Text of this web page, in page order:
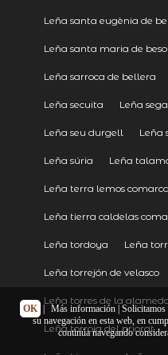
Leña santa eugènia de
Leña santa maria de
Leña sarroca de bellera
Leña secuita Leña
Leña seu durgell Leña
Leña súria Leña
Leña terra lemos comarca
Leña tierra caldelas
Leña tordoya Leña
Leña torrejón de velasco
Leña torres de la
Leña torroja del priorat
OK Más información| Solicitamos
su navegación en esta web, en
continúa navegando